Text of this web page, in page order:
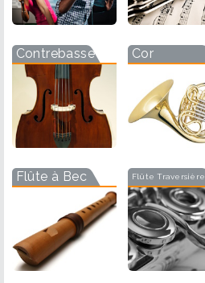
Contrebasse Cor
Flûte à Bec Flûte Traversière